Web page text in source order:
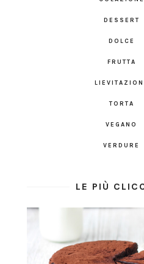
DESSERT
DOLCE
FRUTTA
TORTA
VEGANO
VERDURE
LE PIÙ